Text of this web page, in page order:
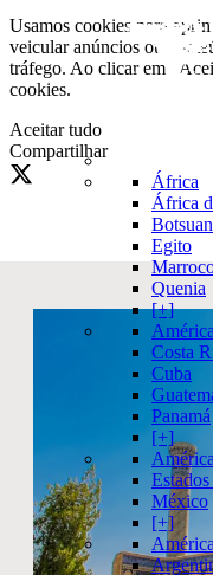
África
África
Egito
Quenia
[+]
Costa
Cuba
Panamá
[+]
México
[+]
Usamos cookies para
veicular anúncios ou
tráfego. Ao clicar em
cookies.
Aceitar tudo
Compartilhar